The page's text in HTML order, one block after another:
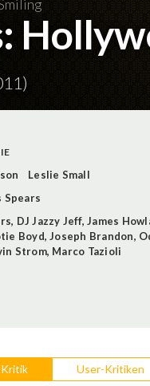
Leslie Small
Spears
, DJ Jazzy Jeff,James
Boyd,Joseph Brandon,
Strom, Marco Tazioli
User-Kritiken